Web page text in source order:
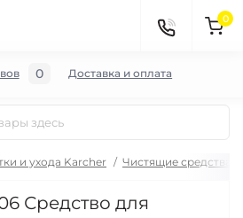
0
и ухода Karcher Чистящие средства
Средство для
0 Доставка и оплата